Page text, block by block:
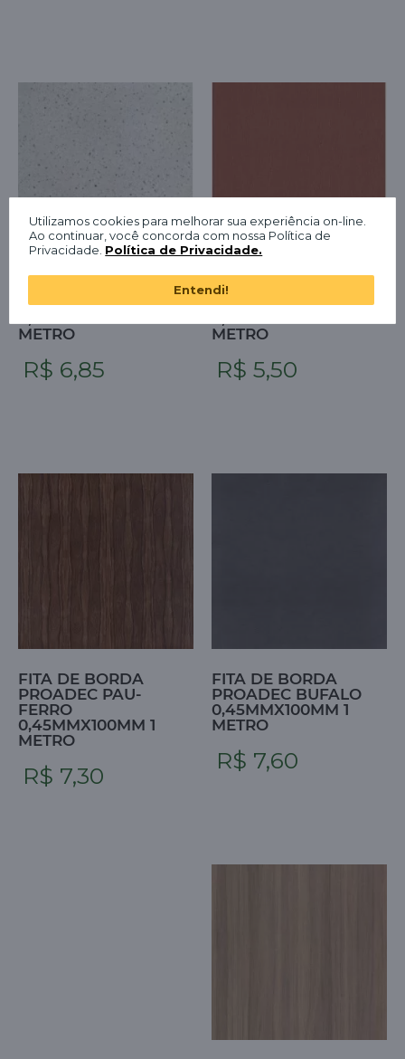
PROADEC COSMO
METRO
R$ 6,85
FITA DE BORDA
PROADEC GAIA
METRO
R$ 5,50
FITA DE BORDA
PROADEC PAU-
FERRO
0,45MMX100MM 1
METRO
R$ 7,30
FITA DE BORDA
PROADEC BUFALO
0,45MMX100MM 1
METRO
R$ 7,60
Utilizamos cookies para melhorar sua experiência on-line.
Ao continuar, você concorda com nossa Política de
Privacidade. Política de Privacidade.
Entendi!